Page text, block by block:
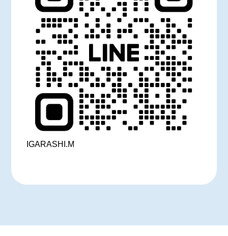
IGARASHI.M